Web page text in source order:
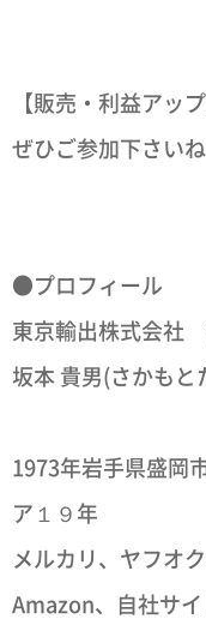
【販売・利益アッ
ぜひご参加下さいね
●プロフィール
東京輸出株式会社
坂本 貴男(さかもと
1973年岩手県盛
ア１９年
メルカリ、ヤフオ
Amazon、自社サ